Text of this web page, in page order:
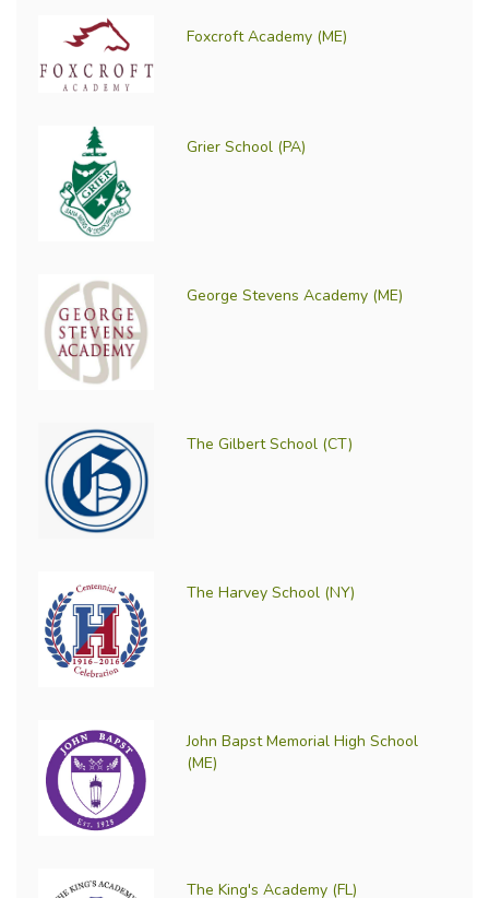
Foxcroft Academy (ME)
Grier School (PA)
George Stevens Academy (ME)
The Gilbert School (CT)
The Harvey School (NY)
John Bapst Memorial High School
(ME)
The King's Academy (FL)